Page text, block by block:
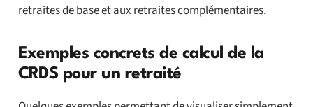
retraites de base et aux retraites complémentaires.
Exemples concrets de calcul de la
CRDS pour un retraité